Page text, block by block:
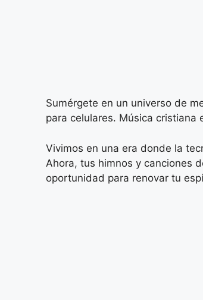
Sumérgete en un universo de
para celulares. Música cristiana
Vivimos en una era donde la
Ahora, tus himnos y canciones
oportunidad para renovar tu